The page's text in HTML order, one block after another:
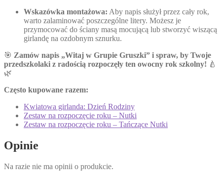
Wskazówka montażowa: Aby napis służył przez cały rok,
warto zalaminować poszczególne litery. Możesz je
przymocować do ściany masą mocującą lub stworzyć wiszącą
girlandę na ozdobnym sznurku.
🎯 Zamów napis „Witaj w Grupie Gruszki” i spraw, by Twoje
przedszkolaki z radością rozpoczęły ten owocny rok szkolny! 🍐
🌿
Często kupowane razem:
Kwiatowa girlanda: Dzień Rodziny
Zestaw na rozpoczęcie roku – Nutki
Zestaw na rozpoczęcie roku – Tańczące Nutki
Opinie
Na razie nie ma opinii o produkcie.